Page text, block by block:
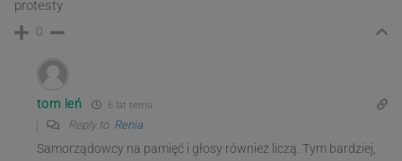
protesty
0
tom leń 6 lat temu
Reply to Renia
Samorządowcy na pamięć i głosy również liczą. Tym bardziej,